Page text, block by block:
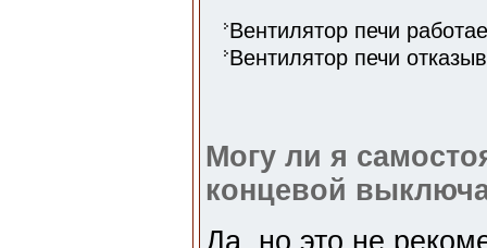
Вентилятор печи
Вентилятор печи
Могу ли я
концевой
Да, но это не